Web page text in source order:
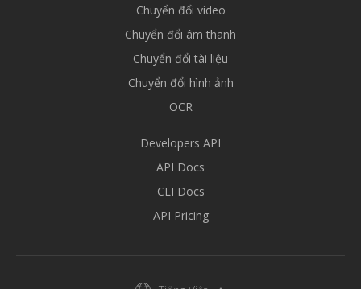
Chuyển đổi video
Chuyển đổi âm thanh
Chuyển đổi tài liệu
Chuyển đổi hình ảnh
OCR
Developers API
API Docs
CLI Docs
API Pricing